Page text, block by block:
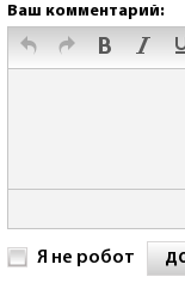
Ваш комментарий:
Я не робот